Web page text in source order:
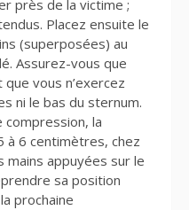
près de la victime ;
Placez ensuite le
(superposées) au
Assurez-vous que
vous n’exercez
ni le bas du sternum.
la
à 6 centimètres, chez
mains appuyées sur le
sa position
prochaine